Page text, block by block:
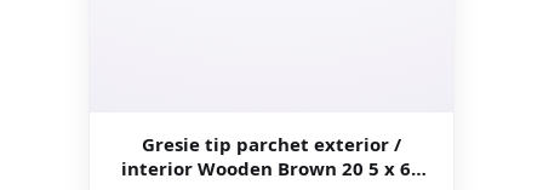
Gresie tip parchet exterior /
interior Wooden Brown 20 5 x 60